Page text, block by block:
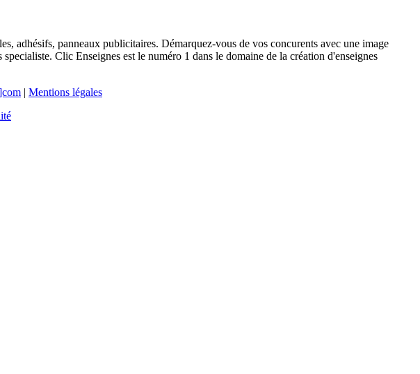
adhésifs, panneaux publicitaires. Démarquez-vous de vos concurents avec une image
Clic Enseignes est le numéro 1 dans le domaine de la création d'enseignes
| Mentions légales